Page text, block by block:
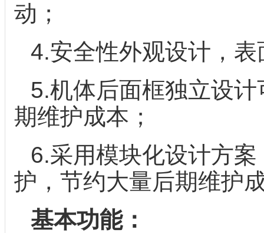
动；
4.安全性外观设计，
5.机体后面框独立设
期维护成本；
6.采用模块化设计方
护，节约大量后期维护
基本功能：